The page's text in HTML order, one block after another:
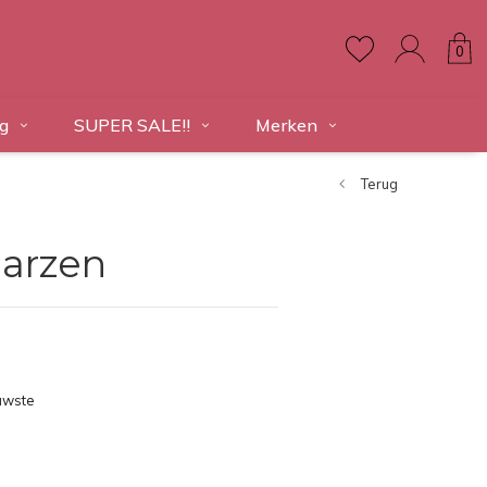
0
SUPER SALE!! Merken
Terug